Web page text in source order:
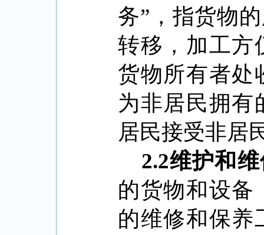
务”，指货物
转移，加工方
货物所有者处
为非居民拥有
居民接受非居
2.2维护和
的货物和设备
的维修和保养